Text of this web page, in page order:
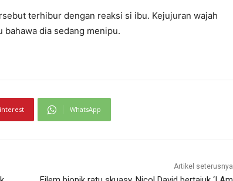
terhibur dengan reaksi si ibu. Kejujuran wajah
bahawa dia sedang menipu.
WhatsApp
Artikel seterusnya